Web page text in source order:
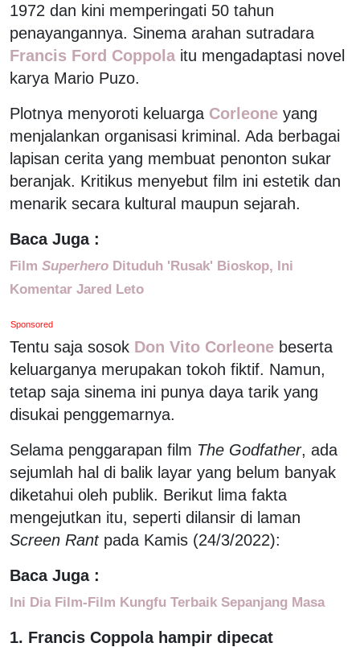
1972 dan kini memperingati 50 tahun
penayangannya. Sinema arahan sutradara
Francis Ford Coppola itu mengadaptasi novel
karya Mario Puzo.
Plotnya menyoroti keluarga Corleone yang
menjalankan organisasi kriminal. Ada berbagai
lapisan cerita yang membuat penonton sukar
beranjak. Kritikus menyebut film ini estetik dan
menarik secara kultural maupun sejarah.
Baca Juga :
Film Superhero Dituduh 'Rusak' Bioskop, Ini
Komentar Jared Leto
Sponsored
Tentu saja sosok Don Vito Corleone beserta
keluarganya merupakan tokoh fiktif. Namun,
tetap saja sinema ini punya daya tarik yang
disukai penggemarnya.
Selama penggarapan film The Godfather, ada
sejumlah hal di balik layar yang belum banyak
diketahui oleh publik. Berikut lima fakta
mengejutkan itu, seperti dilansir di laman
Screen Rantpada Kamis (24/3/2022):
Baca Juga :
Ini Dia Film-Film Kungfu Terbaik Sepanjang Masa
1. Francis Coppola hampir dipecat